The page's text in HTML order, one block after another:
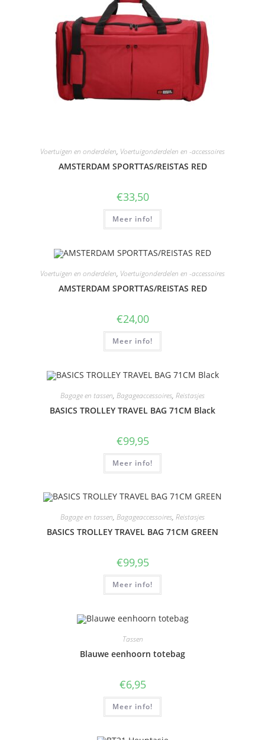
Voertuigen en onderdelen, Voertuigonderdelen en -accessoires
AMSTERDAM SPORTTAS/REISTAS RED
€33,50
Meer info!
Voertuigen en onderdelen, Voertuigonderdelen en -accessoires
AMSTERDAM SPORTTAS/REISTAS RED
€24,00
Meer info!
Bagage en tassen, Bagageaccessoires, Reistasjes
BASICS TROLLEY TRAVEL BAG 71CM Black
€99,95
Meer info!
Bagage en tassen, Bagageaccessoires, Reistasjes
BASICS TROLLEY TRAVEL BAG 71CM GREEN
€99,95
Meer info!
Tassen
Blauwe eenhoorn totebag
€6,95
Meer info!